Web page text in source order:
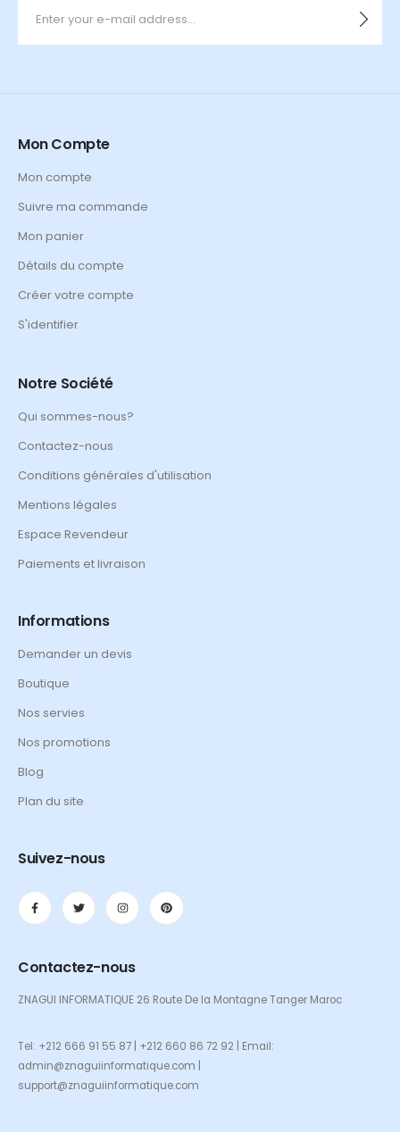
Mon Compte
Mon compte
Suivre ma commande
Mon panier
Détails du compte
Créer votre compte
S'identifier
Notre Société
Qui sommes-nous?
Contactez-nous
Conditions générales d'utilisation
Mentions légales
Espace Revendeur
Paiements et livraison
Informations
Demander un devis
Boutique
Nos servies
Nos promotions
Blog
Plan du site
Suivez-nous
Contactez-nous
ZNAGUI INFORMATIQUE 26 Route De la Montagne Tanger Maroc
Tel: +212 666 91 55 87 | +212 660 86 72 92 | Email:
admin@znaguiinformatique.com |
support@znaguiinformatique.com